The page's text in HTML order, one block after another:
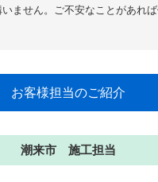
ません。ご不安なことがあれ
お客様担当のご紹介
潮来市 施工担当